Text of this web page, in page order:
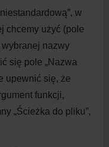
w
chcemy użyć (pole
wybranej nazwy
się pole „Nazwa
upewnić się, że
funkcji,
„Ścieżka do pliku”,